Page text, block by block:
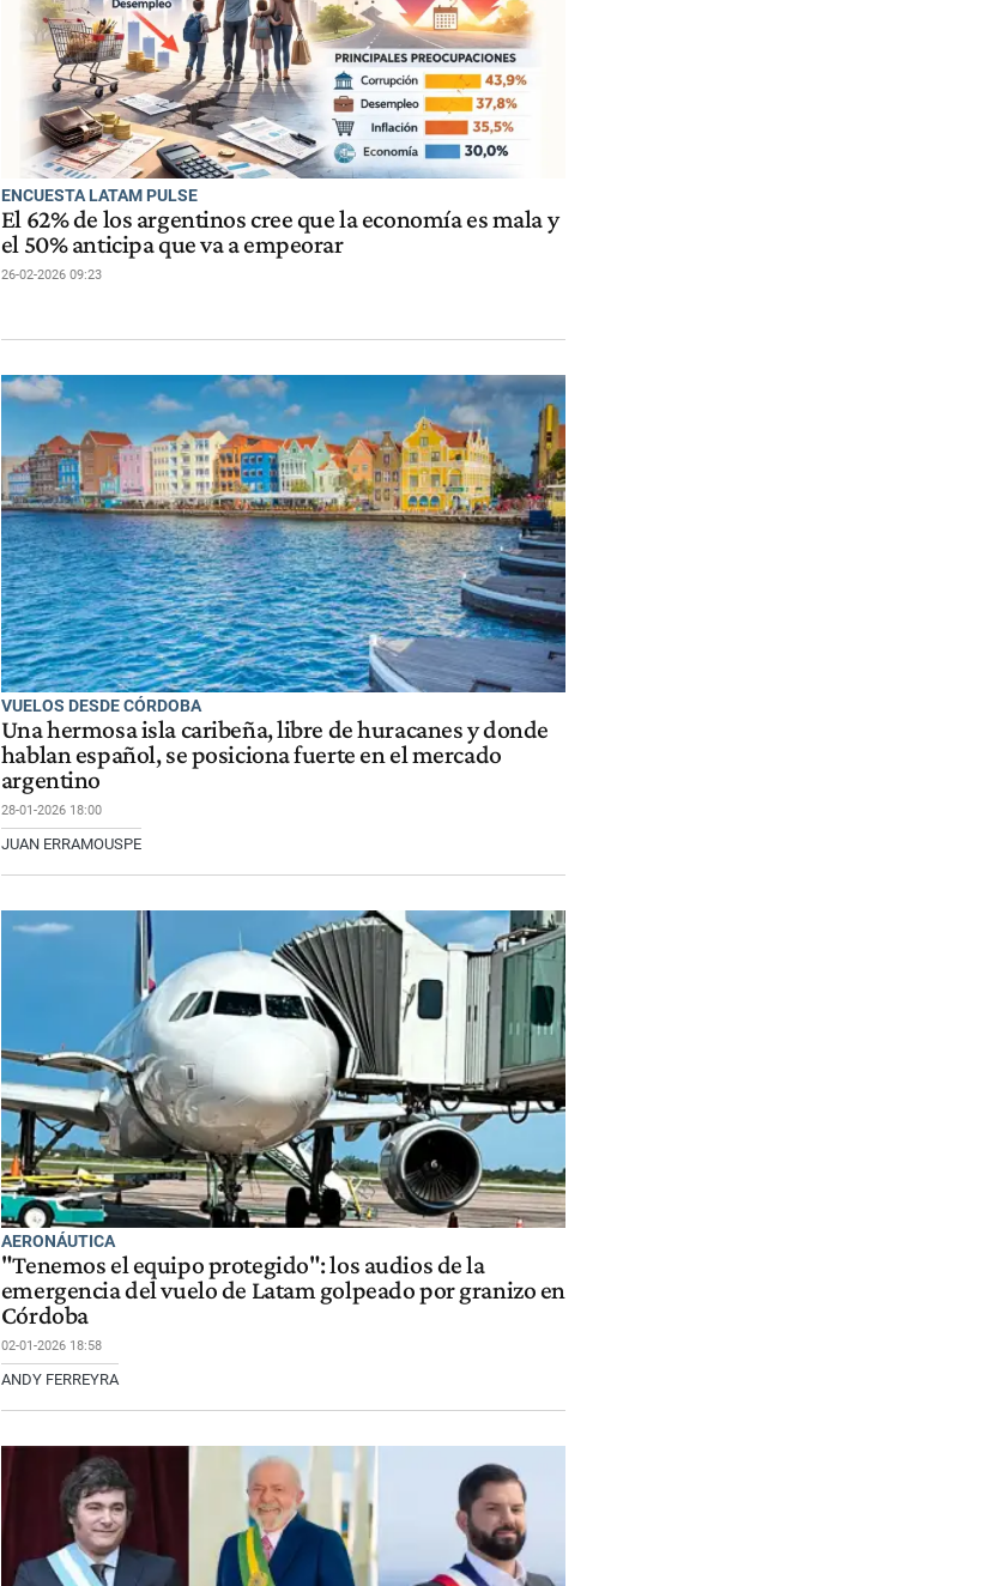
ENCUESTA LATAM PULSE
El 62% de los argentinos cree que la economía es mala y
el 50% anticipa que va a empeorar
26-02-2026 09:23
VUELOS DESDE CÓRDOBA
Una hermosa isla caribeña, libre de huracanes y donde
hablan español, se posiciona fuerte en el mercado
argentino
28-01-2026 18:00
JUAN ERRAMOUSPE
AERONÁUTICA
"Tenemos el equipo protegido": los audios de la
emergencia del vuelo de Latam golpeado por granizo en
Córdoba
02-01-2026 18:58
ANDY FERREYRA